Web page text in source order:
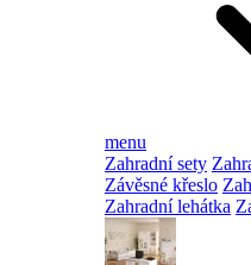
menu
Zahradní sety
Závěsné křeslo
Zahradní lehátka